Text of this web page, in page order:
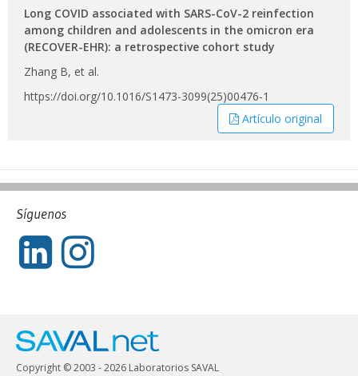
Long COVID associated with SARS-CoV-2 reinfection
among children and adolescents in the omicron era
(RECOVER-EHR): a retrospective cohort study
Zhang B, et al.
https://doi.org/10.1016/S1473-3099(25)00476-1
Artículo original
Síguenos
Copyright © 2003 - 2026 Laboratorios SAVAL